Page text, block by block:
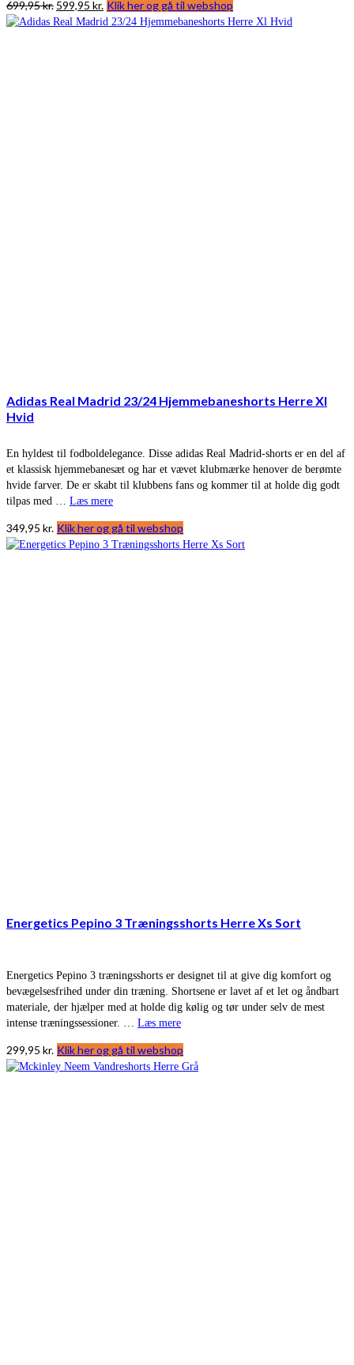
699,95kr. Den
oprindelige
599,95 kr. Den
aktuelle
Klik her og gå til webshop
Adidas Real Madrid 23/24 Hjemmebaneshorts Herre Xl
Hvid
En hyldest til fodboldelegance. Disse adidas Real Madrid-shorts er en del af
et klassisk hjemmebanesæt og har et vævet klubmærke henover de berømte
hvide farver. De er skabt til klubbens fans og kommer til at holde dig godt
tilpas med … Læs mere
349,95 kr. Klik her og gå til webshop
Energetics Pepino 3 Træningsshorts Herre Xs Sort
Energetics Pepino 3 træningsshorts er designet til at give dig komfort og
bevægelsesfrihed under din træning. Shortsene er lavet af et let og åndbart
materiale, der hjælper med at holde dig kølig og tør under selv de mest
intense træningssessioner. … Læs mere
299,95 kr. Klik her og gå til webshop